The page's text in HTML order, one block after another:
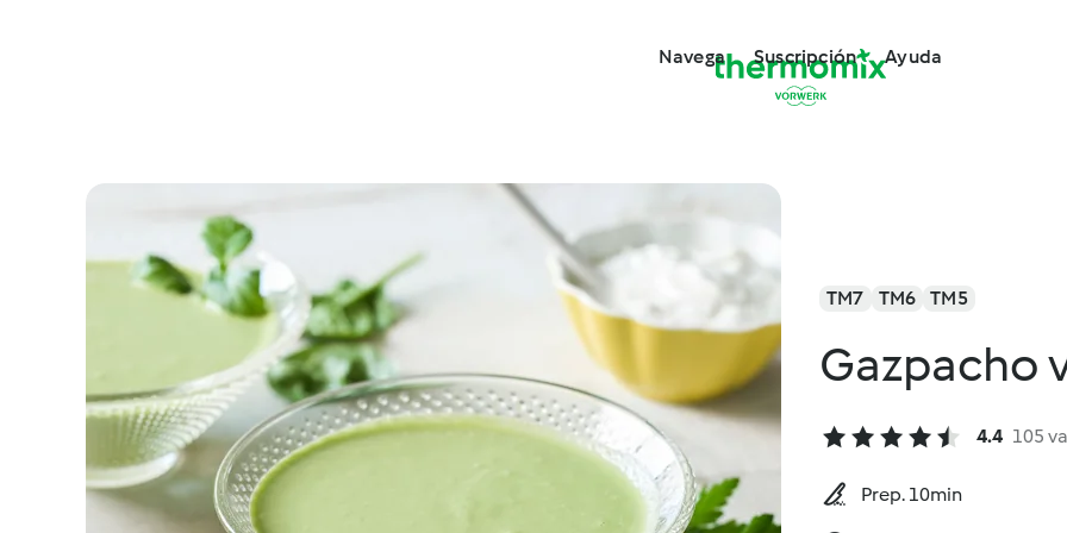
Navega Suscripción Ayuda
TM7 TM6 TM5
Gazpacho
4.4 105
Prep. 10min